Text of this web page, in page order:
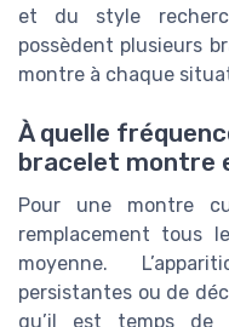
et du style
possèdent plusieurs
montre à chaque
À quelle
bracelet montre
Pour une montre
remplacement tous
moyenne.
persistantes ou de
qu’il est temps de